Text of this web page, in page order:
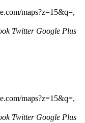
maps?z=15&q=,
Twitter Google Plus
maps?z=15&q=,
Twitter Google Plus